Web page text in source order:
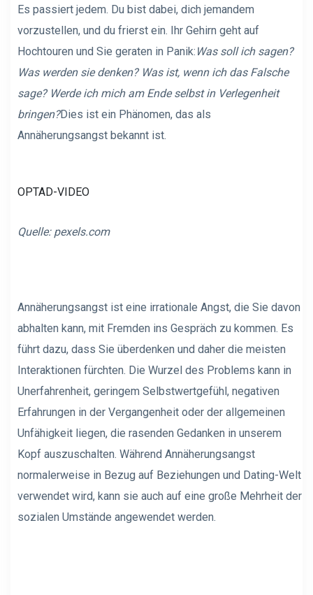
Es passiert jedem. Du bist dabei, dich jemandem
vorzustellen, und du frierst ein. Ihr Gehirn geht auf
Hochtouren und Sie geraten in Panik: Was soll ich sagen?
Was werden sie denken? Was ist, wenn ich das Falsche
sage? Werde ich mich am Ende selbst in Verlegenheit
bringen?Dies ist ein Phänomen, das als
Annäherungsangst bekannt ist.
OPTAD-VIDEO
Quelle: pexels.com
Annäherungsangst ist eine irrationale Angst, die Sie davon
abhalten kann, mit Fremden ins Gespräch zu kommen. Es
führt dazu, dass Sie überdenken und daher die meisten
Interaktionen fürchten. Die Wurzel des Problems kann in
Unerfahrenheit, geringem Selbstwertgefühl, negativen
Erfahrungen in der Vergangenheit oder der allgemeinen
Unfähigkeit liegen, die rasenden Gedanken in unserem
Kopf auszuschalten. Während Annäherungsangst
normalerweise in Bezug auf Beziehungen und Dating-Welt
verwendet wird, kann sie auch auf eine große Mehrheit der
sozialen Umstände angewendet werden.